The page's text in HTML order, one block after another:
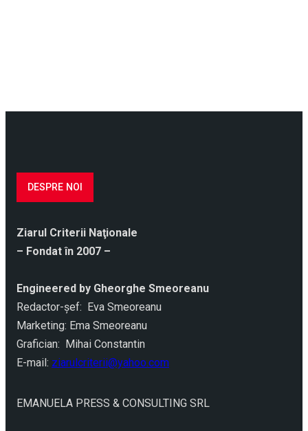
DESPRE NOI
Ziarul Criterii Naţionale
– Fondat în 2007 –
Engineered by Gheorghe Smeoreanu
Redactor-şef: Eva Smeoreanu
Marketing: Ema Smeoreanu
Grafician: Mihai Constantin
E-mail: ziarulcriterii@yahoo.com
EMANUELA PRESS & CONSULTING SRL